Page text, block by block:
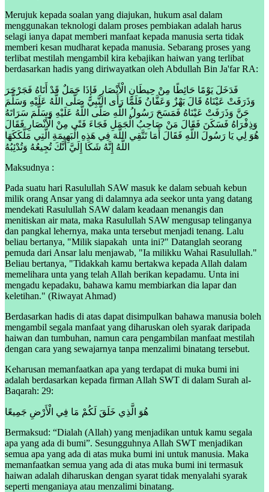
Merujuk kepada soalan yang diajukan, hukum asal dalam
menggunakan teknologi dalam proses pembiakan adalah harus
selagi ianya dapat memberi manfaat kepada manusia serta tidak
memberi kesan mudharat kepada manusia. Sebarang proses yang
terlibat mestilah mengambil kira kebajikan haiwan yang terlibat
berdasarkan hadis yang diriwayatkan oleh Abdullah Bin Ja'far RA:
فَدَخَلَ يَوْمًا حَائِطًا مِنْ حِيطَانِ الْأَنْصَارِ فَإِذَا جَمَلٌ قَدْ أَتَاهُ فَجَرْجَرَ
وَذَرَفَتْ عَيْنَاهُ قَالَ بَهْزٌ وَعَفَّانُ فَلَمَّا رَأَى النَّبِيَّ صَلَّى اللَّهُ عَلَيْهِ وَسَلَّمَ
حَنَّ وَذَرَفَتْ عَيْنَاهُ فَمَسَحَ رَسُولُ اللَّهِ صَلَّى اللَّهُ عَلَيْهِ وَسَلَّمَ سَرَاتَهُ
وَذِفْرَاهُ فَسَكَنَ فَقَالَ مَنْ صَاحِبُ الْجَمَلِ فَجَاءَ فَتًى مِنْ الْأَنْصَارِ فَقَالَ
هُوَ لِي يَا رَسُولَ اللَّهِ فَقَالَ أَمَا تَتَّقِي اللَّهَ فِي هَذِهِ الْبَهِيمَةِ الَّتِي مَلَّكَكَهَا
اللَّهُ إِنَّهُ شَكَا إِلَيَّ أَنَّكَ تُجِيعُهُ وَتُدْئِبُهُ
Maksudnya :
Pada suatu hari Rasulullah SAW masuk ke dalam sebuah kebun
milik orang Ansar yang di dalamnya ada seekor unta yang datang
mendekati Rasulullah SAW dalam keadaan menangis dan
menitiskan air mata, maka Rasulullah SAW mengusap telinganya
dan pangkal lehernya, maka unta tersebut menjadi tenang. Lalu
beliau bertanya, "Milik siapakah unta ini?" Datanglah seorang
pemuda dari Ansar lalu menjawab, "Ia milikku Wahai Rasulullah."
Beliau bertanya, "Tidakkah kamu bertakwa kepada Allah dalam
memelihara unta yang telah Allah berikan kepadamu. Unta ini
mengadu kepadaku, bahawa kamu membiarkan dia lapar dan
keletihan." (Riwayat Ahmad)
Berdasarkan hadis di atas dapat disimpulkan bahawa manusia boleh
mengambil segala manfaat yang diharuskan oleh syarak daripada
haiwan dan tumbuhan, namun cara pengambilan manfaat mestilah
dengan cara yang sewajarnya tanpa menzalimi binatang tersebut.
Keharusan memanfaatkan apa yang terdapat di muka bumi ini
adalah berdasarkan kepada firman Allah SWT di dalam Surah al-
Baqarah: 29:
هُوَ الَّذِي خَلَقَ لَكُمْ مَا فِي الْأَرْضِ جَمِيعًا
Bermaksud: “Dialah (Allah) yang menjadikan untuk kamu segala
apa yang ada di bumi”. Sesungguhnya Allah SWT menjadikan
semua apa yang ada di atas muka bumi ini untuk manusia. Maka
memanfaatkan semua yang ada di atas muka bumi ini termasuk
haiwan adalah diharuskan dengan syarat tidak menyalahi syarak
seperti menganiaya atau menzalimi binatang.